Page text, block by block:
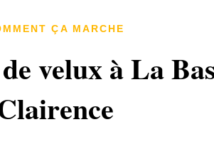
ÇA MARCHE
velux à La